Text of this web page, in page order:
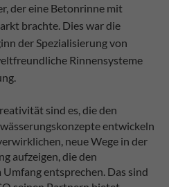
der eine Betonrinne mit
brachte. Dies war die
der Spezialisierung von
Rinnensysteme
sind es, die den
entwickeln
neue Wege in der
aufzeigen, die den
entsprechen. Das sind